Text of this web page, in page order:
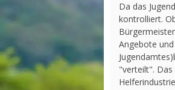
Da das
kontrolliert.
Angebote
"verteilt". Das